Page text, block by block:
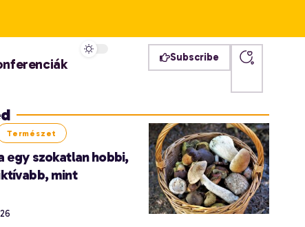
Subscribe
Természet
egy szokatlan hobbi,
mint